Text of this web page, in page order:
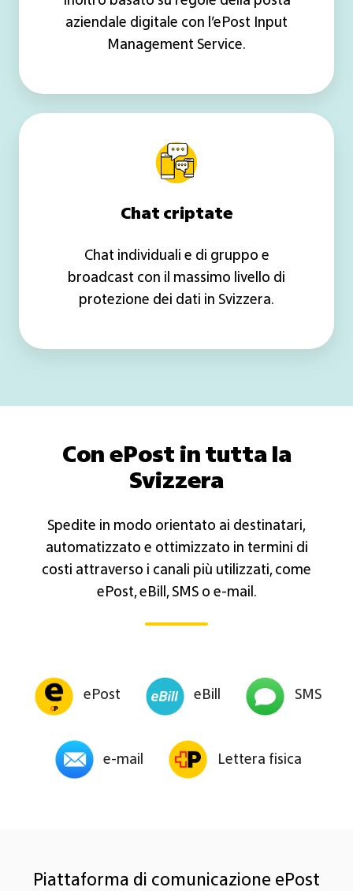
aziendale digitale con l’ePost Input
Management Service.
Chat criptate
Chat individuali e di gruppo e
broadcast con il massimo livello di
protezione dei dati in Svizzera.
criptate
Con ePost in tutta la
Svizzera
Spedite in modo orientato ai destinatari,
automatizzato e ottimizzato in termini di
costi attraverso i canali più utilizzati, come
ePost, eBill, SMS o e-mail.
ePost eBill SMS
e-mail Lettera fisica
Piattaforma di comunicazione ePost